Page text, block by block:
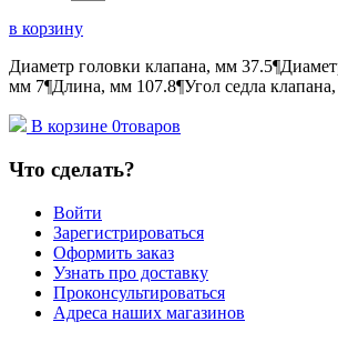
в корзину
Диаметр головки клапана, мм
мм 7¶Длина, мм 107.8¶Угол седла клапана,
В корзине 0товаров
Что сделать?
Войти
Зарегистрироваться
Оформить заказ
Узнать про доставку
Проконсультироваться
Адреса наших магазинов